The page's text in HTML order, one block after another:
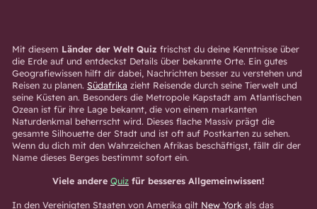
Mit diesem Länder der Welt Quiz frischst du deine Kenntnisse über
die Erde auf und entdeckst Details über bekannte Orte. Ein gutes
Geografiewissen hilft dir dabei, Nachrichten besser zu verstehen und
Reisen zu planen. Südafrika zieht Reisende durch seine Tierwelt und
seine Küsten an. Besonders die Metropole Kapstadt am Atlantischen
Ozean ist für ihre Lage bekannt, die von einem markanten
Naturdenkmal beherrscht wird. Dieses flache Massiv prägt die
gesamte Silhouette der Stadt und ist oft auf Postkarten zu sehen.
Wenn du dich mit den Wahrzeichen Afrikas beschäftigst, fällt dir der
Name dieses Berges bestimmt sofort ein.
Viele andere Quiz für besseres Allgemeinwissen!
In den Vereinigten Staaten von Amerika gilt New Yorkals das